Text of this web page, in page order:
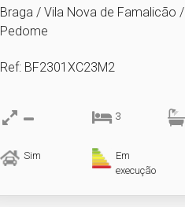
Braga / Vila Nova de Famalicão /
Pedome
Ref: BF2301XC23M2
3
Sim
Em
execução